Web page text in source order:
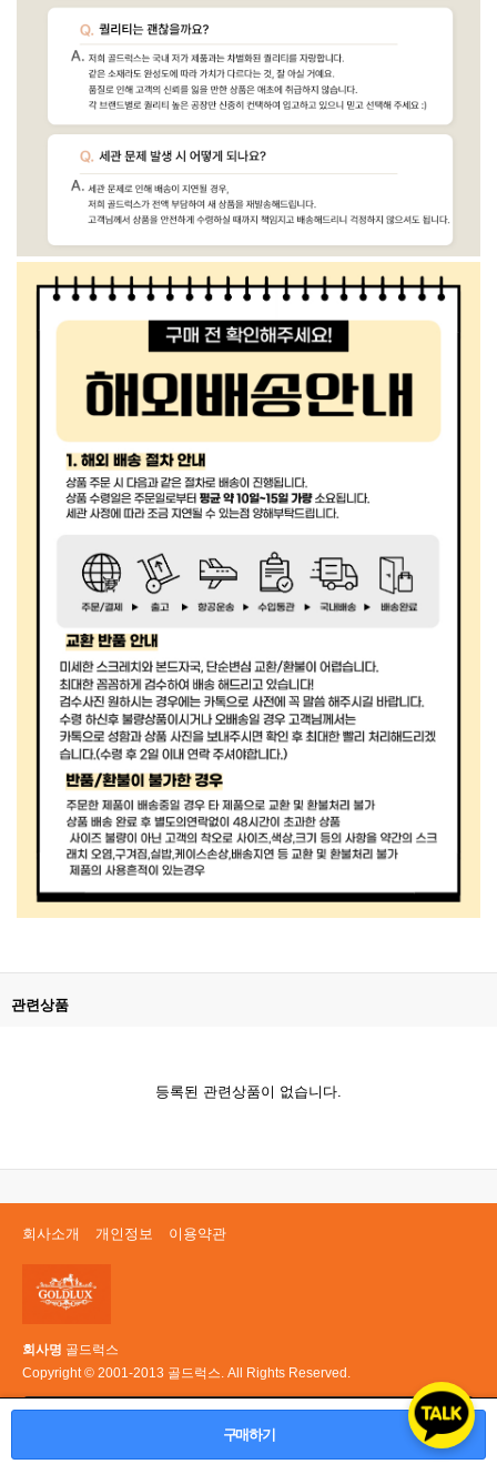
구매하기
관련상품
등록된 관련상품이 없습니다.
회사소개 개인정보 이용약관
회사명 골드럭스
Copyright © 2001-2013 골드럭스. All Rights Reserved.
PC 버전